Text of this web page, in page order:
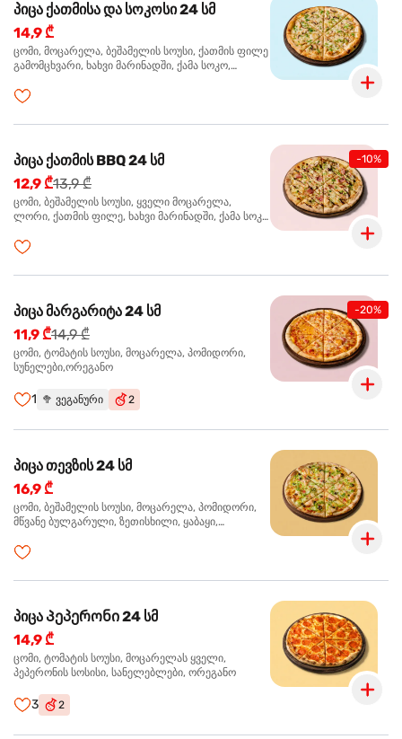
პიცა ქათმისა და სოკოსი 24 სმ
14,9 ₾
ცომი, მოცარელა, ბეშამელის სოუსი, ქათმის ფილე
გამომცხვარი, ხახვი მარინადში, ქამა სოკო,
-10%
პიცა ქათმის BBQ 24 სმ
12,9 ₾13,9 ₾
ცომი, ბეშამელის სოუსი, ყველი მოცარელა,
ლორი, ქათმის ფილე, ხახვი მარინადში, ქამა სოკო
-20%
პიცა მარგარიტა 24 სმ
11,9 ₾14,9 ₾
ცომი, ტომატის სოუსი, მოცარელა, პომიდორი,
სუნელები,ორეგანო
1 🥦 ვეგანური 2
პიცა თევზის 24 სმ
16,9 ₾
ცომი, ბეშამელის სოუსი, მოცარელა, პომიდორი,
მწვანე ბულგარული, ზეთისხილი, ყაბაყი,
ორეგანო
პიცა Პეპერონი 24 სმ
14,9 ₾
ცომი, ტომატის სოუსი, მოცარელას ყველი,
პეპერონის სოსისი, სანელებლები, ორეგანო
3 2